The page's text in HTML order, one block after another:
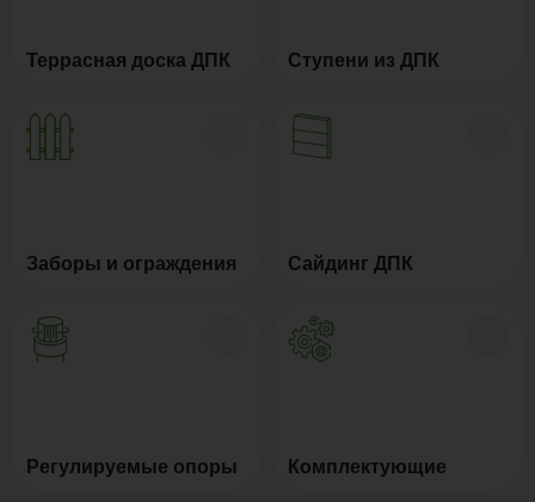
Террасная доска ДПК Ступени из ДПК
Заборы и ограждения Сайдинг ДПК
Регулируемые опоры Комплектующие